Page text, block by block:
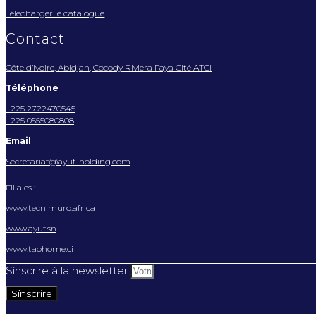
Télécharger le catalogue
Contact
Côte d’Ivoire, Abidjan, Cocody Riviera Faya Cité ATCI
Téléphone
+225 2722470545
+225 0555080808
Email
Secretariat@ayuf-holding.com
Filiales :
www.tecnimuro.africa
www.ayuf.sn
www.taohome.ci
Sínscrire à la newsletter
Sínscrire